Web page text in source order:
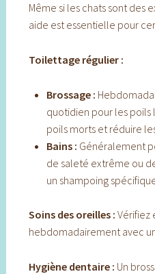
Même si les chats sont des
aide est essentielle pour
Toilettage régulier :
Brossage :
quotidien pour les poils
poils morts et réduire
Bains : Généralement
de saleté extrême ou
un shampoing
Soins des oreilles : Vérifiez
hebdomadairement avec
Hygiène dentaire : Un